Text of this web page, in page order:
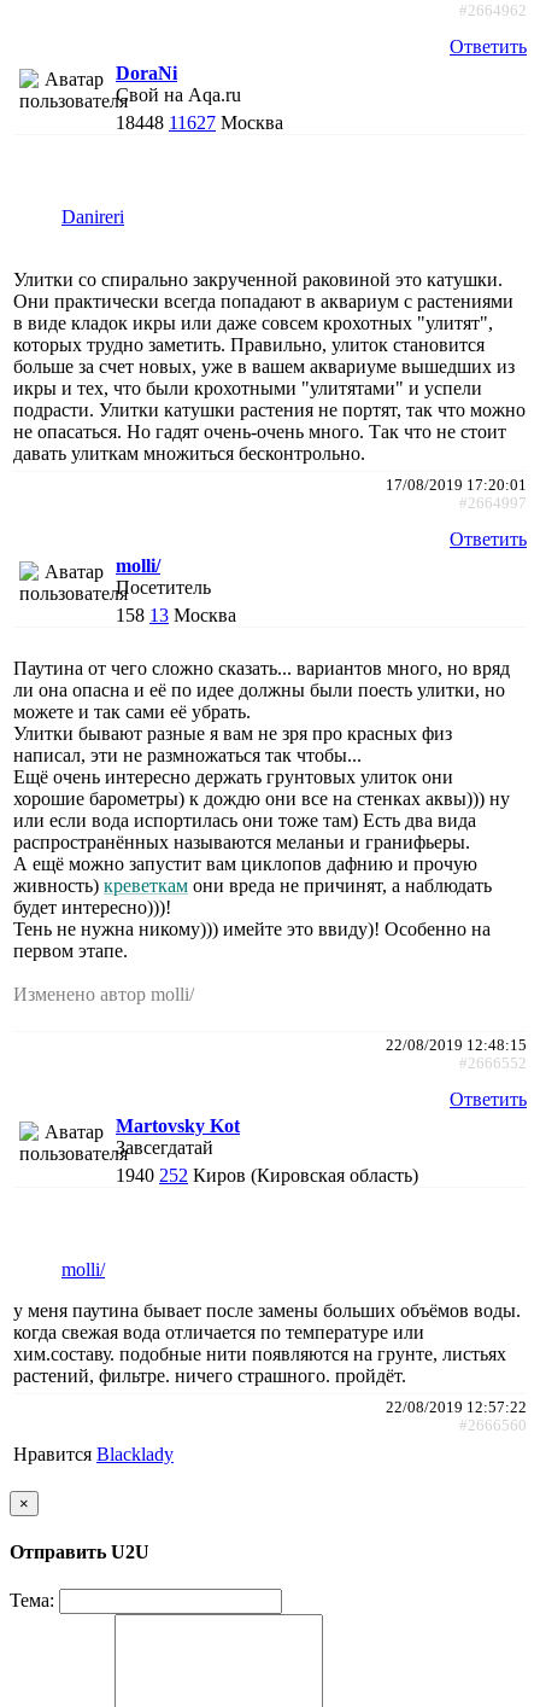
#2664962
Ответить
DoraNi
Свой на Aqa.ru
18448 11627 Москва
Danireri
Улитки со спирально закрученной раковиной это катушки.
Они практически всегда попадают в аквариум с растениями
в виде кладок икры или даже совсем крохотных "улитят",
которых трудно заметить. Правильно, улиток становится
больше за счет новых, уже в вашем аквариуме вышедших из
икры и тех, что были крохотными "улитятами" и успели
подрасти. Улитки катушки растения не портят, так что можно
не опасаться. Но гадят очень-очень много. Так что не стоит
давать улиткам множиться бесконтрольно.
17/08/2019 17:20:01
#2664997
Ответить
molli/
Посетитель
158 13 Москва
Паутина от чего сложно сказать... вариантов много, но вряд
ли она опасна и её по идее должны были поесть улитки, но
можете и так сами её убрать.
Улитки бывают разные я вам не зря про красных физ
написал, эти не размножаться так чтобы...
Ещё очень интересно держать грунтовых улиток они
хорошие барометры) к дождю они все на стенках аквы))) ну
или если вода испортилась они тоже там) Есть два вида
распространённых называются меланьи и гранифьеры.
А ещё можно запустит вам циклопов дафнию и прочую
живность) креветкам они вреда не причинят, а наблюдать
будет интересно)))!
Тень не нужна никому))) имейте это ввиду)! Особенно на
первом этапе.
Изменено автор molli/
22/08/2019 12:48:15
#2666552
Ответить
Martovsky Kot
Завсегдатай
1940 252 Киров (Кировская область)
molli/
у меня паутина бывает после замены больших объёмов воды.
когда свежая вода отличается по температуре или
хим.составу. подобные нити появляются на грунте, листьях
растений, фильтре. ничего страшного. пройдёт.
22/08/2019 12:57:22
#2666560
Нравится Blacklady
×
Отправить U2U
Тема: